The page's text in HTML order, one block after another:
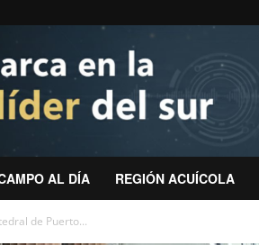
AL DÍA REGIÓN ACUÍCOLA
de Puerto...